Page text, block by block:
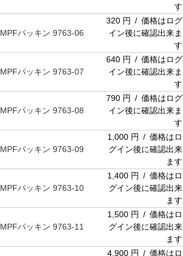
す
MPFパッキン 9763-06
320 円 / 価格はログ
イン後に確認出来ま
す
MPFパッキン 9763-07
640 円 / 価格はログ
イン後に確認出来ま
す
MPFパッキン 9763-08
790 円 / 価格はログ
イン後に確認出来ま
す
MPFパッキン 9763-09
1,000 円 / 価格はロ
グイン後に確認出来
ます
MPFパッキン 9763-10
1,400 円 / 価格はロ
グイン後に確認出来
ます
MPFパッキン 9763-11
1,500 円 / 価格はロ
グイン後に確認出来
ます
4,900 円 / 価格はロ